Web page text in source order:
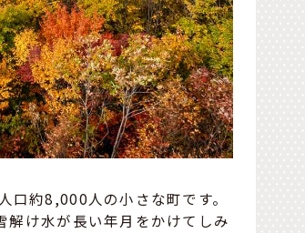
約8,000人の小さな町です。
け水が長い年月をかけてしみ